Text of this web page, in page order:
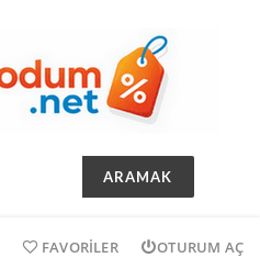
ARAMAK
FAVORILER OTURUM AÇ